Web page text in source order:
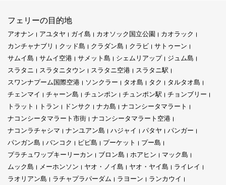
フェリーの目的地
アオナン アユタヤ ガイ島 カオソック国立公園
カオラック
カンチャナブリ
クッド島 クラダン島 クラビ
サトゥーン
サムイ島
サムイ空港 サメット島 シェムリアップ
ジュム島
スラタニ
スラタニタウン スラタニ空港
スラタニ駅
スワンナプーム国際空港
ソンクラー タオ島 タク
タルタオ島
チェンマイ
チャーン島 チュンポン チュンポン駅
チョンブリー
トラット
トラン ドンサク ナカ島
ナコンシータマラート
ナコンシータマラート市街
ナコンシータマラート空港
ナコンラチャシマ
ナンユアン島 ハジャイ パタヤ
パンガー
パンガン島
バンコク ピピ島 プーケット
プー島
プラチュワップキーリーカン
ブロン島 ホアヒン
マック島
ムック島
メーホンソン ヤオ・ノイ島 ヤオ・ヤイ島
ライレイ
ラオリアン島
ラチャプラパーダム ラヨーン
ランカウイ